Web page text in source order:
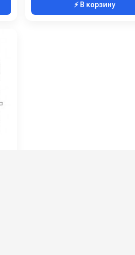
⚡ В корзину